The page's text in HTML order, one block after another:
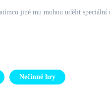
jiné mu mohou udělit
Nečinné hry